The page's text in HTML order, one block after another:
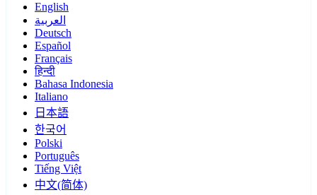
English
العربية
Deutsch
Español
Français
हिन्दी
Bahasa Indonesia
Italiano
日本語
한국어
Polski
Português
Tiếng Việt
中文(简体)